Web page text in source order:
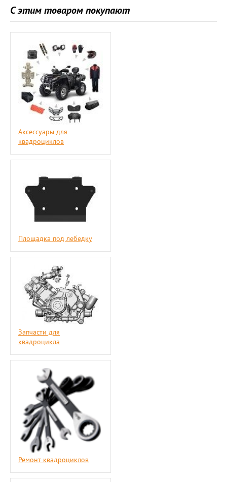
С этим товаром покупают
Аксессуары для
квадроциклов
Площадка под лебедку
Запчасти для
квадроцикла
Ремонт квадроциклов